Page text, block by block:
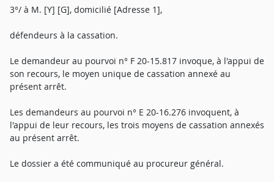
3°/ à M. [Y] [G], domicilié [Adresse 1],
défendeurs à la cassation.
Le demandeur au pourvoi n° F 20-15.817 invoque, à l'appui de
son recours, le moyen unique de cassation annexé au
présent arrêt.
Les demandeurs au pourvoi n° E 20-16.276 invoquent, à
l'appui de leur recours, les trois moyens de cassation annexés
au présent arrêt.
Le dossier a été communiqué au procureur général.